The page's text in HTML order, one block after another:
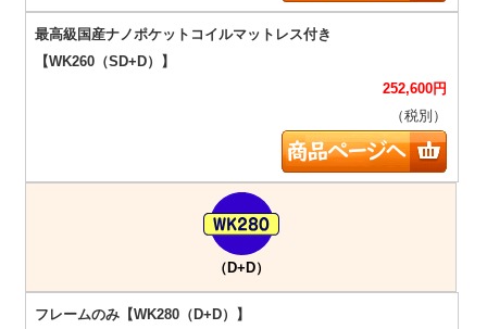
252,600円
（税別）
（D+D）